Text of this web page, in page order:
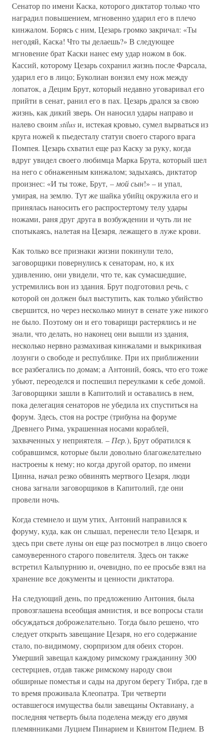
Сенатор по имени Каска, которого диктатор только что
наградил повышением, мгновенно ударил его в плечо
кинжалом. Борясь с ним, Цезарь громко закричал: «Ты
негодяй, Каска! Что ты делаешь?» В следующее
мгновение брат Каски нанес ему удар ножом в бок.
Кассий, которому Цезарь сохранил жизнь после Фарсала,
ударил его в лицо; Буколиан вонзил ему нож между
лопаток, а Децим Брут, который недавно уговаривал его
прийти в сенат, ранил его в пах. Цезарь дрался за свою
жизнь, как дикий зверь. Он наносил удары направо и
налево своимstilusи, истекая кровью, сумел вырваться из
круга ножей к пьедесталу статуи своего старого врага
Помпея. Цезарь схватил еще раз Каску за руку, когда
вдруг увидел своего любимца Марка Брута, который шел
на него с обнаженным кинжалом; задыхаясь, диктатор
произнес: «И ты тоже, Брут, – мой сын!» – и упал,
умирая, на землю. Тут же шайка убийц окружила его и
принялась наносить его распростертому телу удары
ножами, раня друг друга в возбуждении и чуть ли не
спотыкаясь, налетая на Цезаря, лежащего в луже крови.
Как только все признаки жизни покинули тело,
заговорщики повернулись к сенаторам, но, к их
удивлению, они увидели, что те, как сумасшедшие,
устремились вон из здания. Брут подготовил речь, с
которой он должен был выступить, как только убийство
свершится, но через несколько минут в сенате уже никого
не было. Поэтому он и его товарищи растерялись и не
знали, что делать, но наконец они вышли из здания,
несколько нервно размахивая кинжалами и выкрикивая
лозунги о свободе и республике. При их приближении
все разбегались по домам; а Антоний, боясь, что его тоже
убьют, переоделся и поспешил переулками к себе домой.
Заговорщики зашли в Капитолий и оставались в нем,
пока делегация сенаторов не убедила их спуститься на
форум. Здесь, стоя на ростре (трибуна на форуме
Древнего Рима, украшенная носами кораблей,
захваченных у неприятеля. – Пер.), Брут обратился к
собравшимся, которые были довольно благожелательно
настроены к нему; но когда другой оратор, по имени
Цинна, начал резко обвинять мертвого Цезаря, люди
снова загнали заговорщиков в Капитолий, где они
провели ночь.
Когда стемнело и шум утих, Антоний направился к
форуму, куда, как он слышал, перенесли тело Цезаря, и
здесь при свете луны он еще раз посмотрел в лицо своего
самоуверенного старого повелителя. Здесь он также
встретил Кальпурнию и, очевидно, по ее просьбе взял на
хранение все документы и ценности диктатора.
На следующий день, по предложению Антония, была
провозглашена всеобщая амнистия, и все вопросы стали
обсуждаться доброжелательно. Тогда было решено, что
следует открыть завещание Цезаря, но его содержание
стало, по-видимому, сюрпризом для обеих сторон.
Умерший завещал каждому римскому гражданину 300
сестерциев, отдав также римскому народу свои
обширные поместья и сады на другом берегу Тибра, где в
то время проживала Клеопатра. Три четверти
оставшегося имущества были завещаны Октавиану, а
последняя четверть была поделена между его двумя
племянниками Луцием Пинарием и Квинтом Педием. В